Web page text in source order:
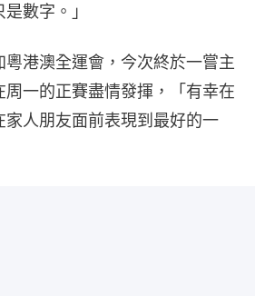
數字。」
粵港澳全運會，今次終於一嘗主
一的正賽盡情發揮，「有幸在
家人朋友面前表現到最好的一